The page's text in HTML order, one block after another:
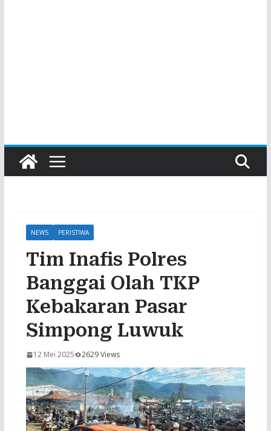
NEWS PERISTIWA
Tim Inafis Polres
Banggai Olah TKP
Kebakaran Pasar
Simpong Luwuk
12 Mei 2025 2629 Views